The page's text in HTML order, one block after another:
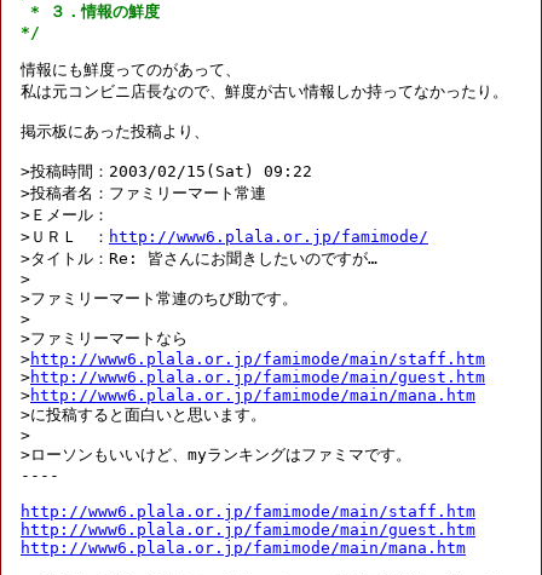
* ３．情報の鮮度
*/
情報にも鮮度ってのがあって、
私は元コンビニ店長なので、鮮度が古い情報しか持ってなかったり。
掲示板にあった投稿より、
>投稿時間：2003/02/15(Sat) 09:22
>投稿者名：ファミリーマート常連
>Ｅメール：
>ＵＲＬ　： http://www6.plala.or.jp/famimode/
>タイトル：Re: 皆さんにお聞きしたいのですが…
>
>ファミリーマート常連のちび助です。
>
>ファミリーマートなら
>http://www6.plala.or.jp/famimode/main/staff.htm
>http://www6.plala.or.jp/famimode/main/guest.htm
>http://www6.plala.or.jp/famimode/main/mana.htm
>に投稿すると面白いと思います。
>
>ローソンもいいけど、myランキングはファミマです。
----
http://www6.plala.or.jp/famimode/main/staff.htm
http://www6.plala.or.jp/famimode/main/guest.htm
http://www6.plala.or.jp/famimode/main/mana.htm